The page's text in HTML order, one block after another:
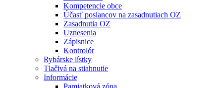
Kompetencie obce
Účasť poslancov na zasadnutiach OZ
Zasadnutia OZ
Uznesenia
Zápisnice
Kontrolór
Rybárske lístky
Tlačivá na stiahnutie
Informácie
Pamiatková zóna